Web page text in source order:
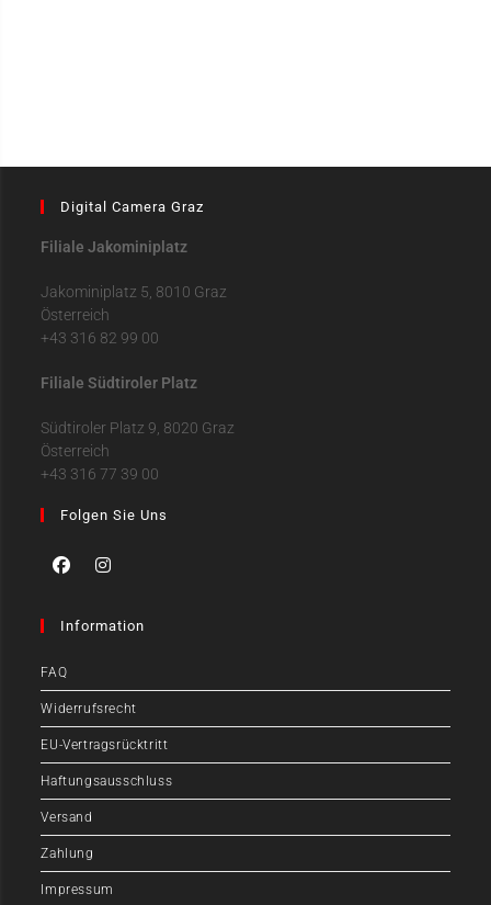
Digital Camera Graz
Filiale Jakominiplatz
Jakominiplatz 5, 8010 Graz
Österreich
+43 316 82 99 00
Filiale Südtiroler Platz
Südtiroler Platz 9, 8020 Graz
Österreich
+43 316 77 39 00
Folgen Sie Uns
Information
FAQ
Widerrufsrecht
EU-Vertragsrücktritt
Haftungsausschluss
Versand
Zahlung
Impressum